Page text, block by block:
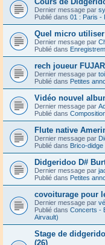
Dernier message par
Publié dans 01 : Paris -
Quel micro
Dernier message par
Publié dans
rech joueur
Dernier message par
Publié dans Petites
Vidéo nouvel
Dernier message par
Publié dans
Flute native
Dernier message par
Publié dans Brico-didge
Didgeridoo D#
Dernier message par
Publié dans Petites
covoiturage pour
Dernier message par
Publié dans Concerts -
Airvault)
Stage de
(26)